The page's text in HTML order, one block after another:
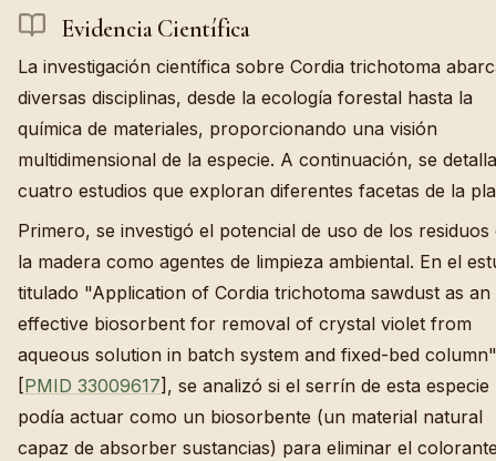
Evidencia Científica
La investigación científica sobre Cordia trichotoma
diversas disciplinas, desde la ecología forestal hasta la
química de materiales, proporcionando una visión
multidimensional de la especie. A continuación, se
cuatro estudios que exploran diferentes facetas de la
Primero, se investigó el potencial de uso de los residuos
la madera como agentes de limpieza ambiental. En el
titulado "Application of Cordia trichotoma sawdust as an
effective biosorbent for removal of crystal violet from
aqueous solution in batch system and fixed-bed column"
[PMID 33009617], se analizó si el serrín de esta especie
podía actuar como un biosorbente (un material natural
capaz de absorber sustancias) para eliminar el